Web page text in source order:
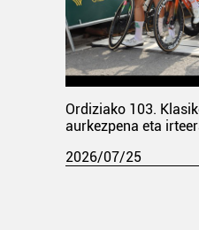
Ordiziako 103.
aurkezpena eta
2026/07/25